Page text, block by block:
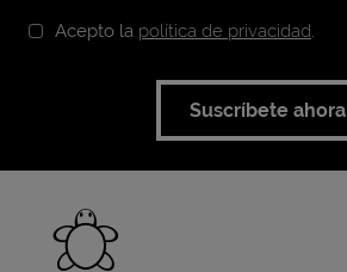
Acepto la política de privacidad.
Suscríbete ahora